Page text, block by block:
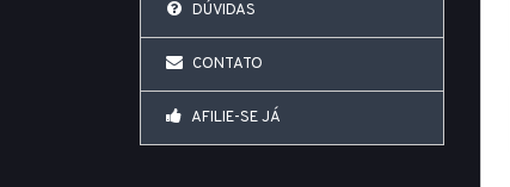
DÚVIDAS
CONTATO
AFILIE-SE JÁ